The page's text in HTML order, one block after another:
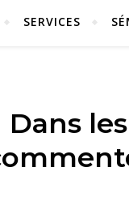
SERVICES
Dans